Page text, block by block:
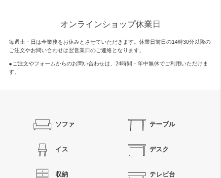
オンラインショップ休業日
毎週土・日は全業務をお休みとさせていただきます。休業日前日の14時30分以降の
ご注文やお問い合わせは翌営業日のご連絡となります。
●ご注文やフォームからのお問い合わせは、 24時間・年中無休でご利用いただけま
す。
ソファ テーブル
イス デスク
収納 テレビ台